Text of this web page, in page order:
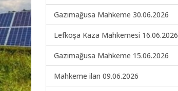
Gazimağusa Mahkeme 30.06.2026
Lefkoşa Kaza Mahkemesi 16.06.2026
Gazimağusa Mahkeme 15.06.2026
Mahkeme ilan 09.06.2026